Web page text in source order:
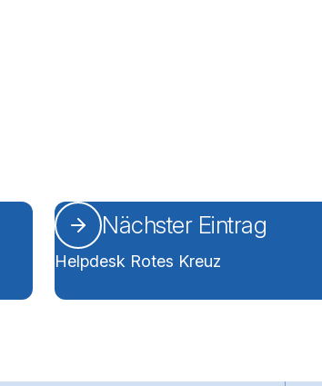
Nächster Eintrag
Helpdesk Rotes Kreuz